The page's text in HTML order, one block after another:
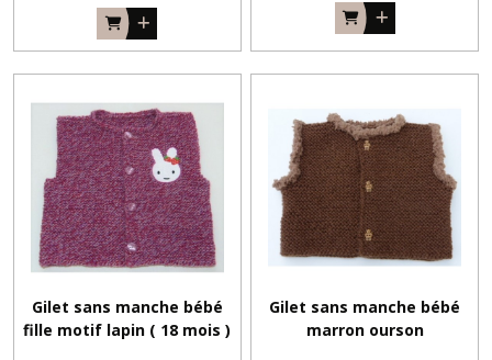
Gilet sans manche bébé
fille motif lapin ( 18 mois )
Gilet sans manche bébé
marron ourson